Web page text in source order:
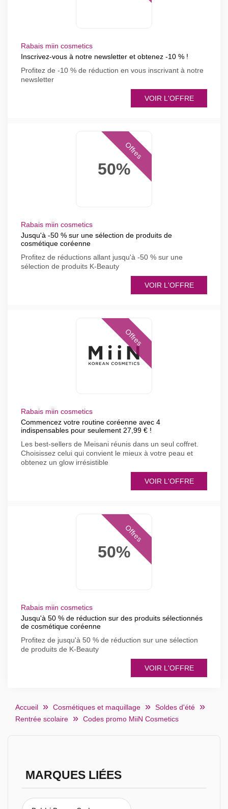
Rabais miin cosmetics
Inscrivez-vous à notre newsletter et obtenez -10 % !
Profitez de -10 % de réduction en vous inscrivant à notre
newsletter
VOIR L'OFFRE
50%
Offres
Rabais miin cosmetics
Jusqu'à -50 % sur une sélection de produits de
cosmétique coréenne
Profitez de réductions allant jusqu'à -50 % sur une
sélection de produits K-Beauty
VOIR L'OFFRE
Offres
Rabais miin cosmetics
Commencez votre routine coréenne avec 4
indispensables pour seulement 27,99 € !
Les best-sellers de Meisani réunis dans un seul coffret.
Choisissez celui qui convient le mieux à votre peau et
obtenez un glow irrésistible
VOIR L'OFFRE
50%
Offres
Rabais miin cosmetics
Jusqu'à 50 % de réduction sur des produits sélectionnés
de cosmétique coréenne
Profitez de jusqu'à 50 % de réduction sur une sélection
de produits de K-Beauty
VOIR L'OFFRE
Accueil Cosmétiques et maquillage
Soldes d'été
Rentrée scolaire
Codes promo MiiN Cosmetics
MARQUES LIÉES